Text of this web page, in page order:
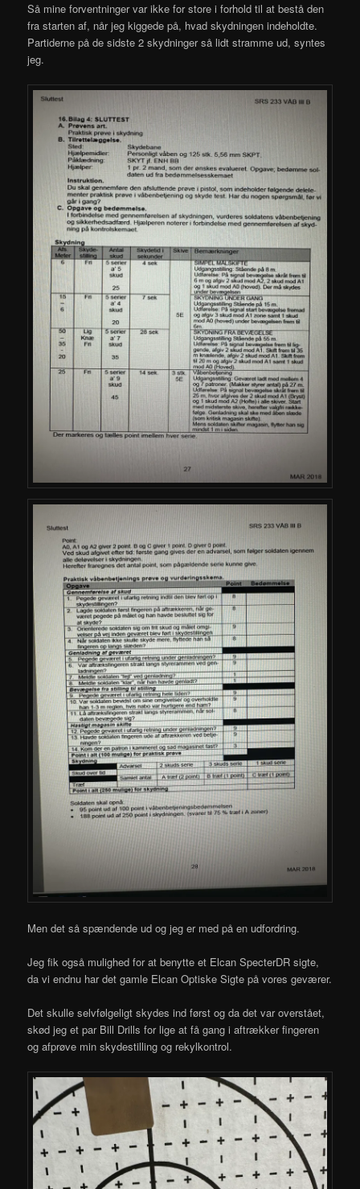
Så mine forventninger var ikke for store i forhold til at bestå den
fra starten af, når jeg kiggede på, hvad skydningen indeholdte.
Partiderne på de sidste 2 skydninger så lidt stramme ud, syntes
jeg.
Men det så spændende ud og jeg er med på en udfordring.
Jeg fik også mulighed for at benytte et Elcan SpecterDR sigte,
da vi endnu har det gamle Elcan Optiske Sigte på vores geværer.
Det skulle selvfølgeligt skydes ind først og da det var overstået,
skød jeg et par Bill Drills for lige at få gang i aftrækker fingeren
og afprøve min skydestilling og rekylkontrol.